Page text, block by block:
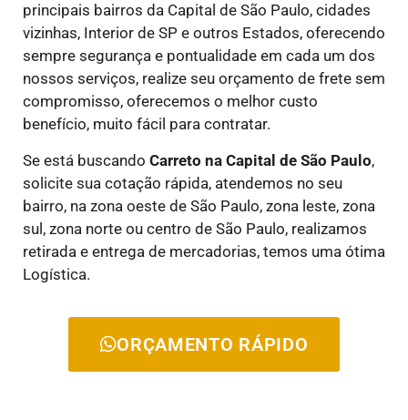
principais bairros da Capital de São Paulo, cidades
vizinhas, Interior de SP e outros Estados, oferecendo
sempre segurança e pontualidade em cada um dos
nossos serviços, realize seu orçamento de frete sem
compromisso, oferecemos o melhor custo
benefício, muito fácil para contratar.
Se está buscando Carreto na Capital de São Paulo,
solicite sua cotação rápida, atendemos no seu
bairro, na zona oeste de São Paulo, zona leste, zona
sul, zona norte ou centro de São Paulo, realizamos
retirada e entrega de mercadorias, temos uma ótima
Logística.
ORÇAMENTO RÁPIDO